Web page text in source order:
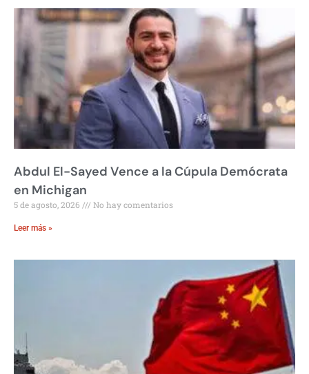
Abdul El-Sayed Vence a la Cúpula Demócrata
en Michigan
5 de agosto, 2026 No hay comentarios
Leer más »